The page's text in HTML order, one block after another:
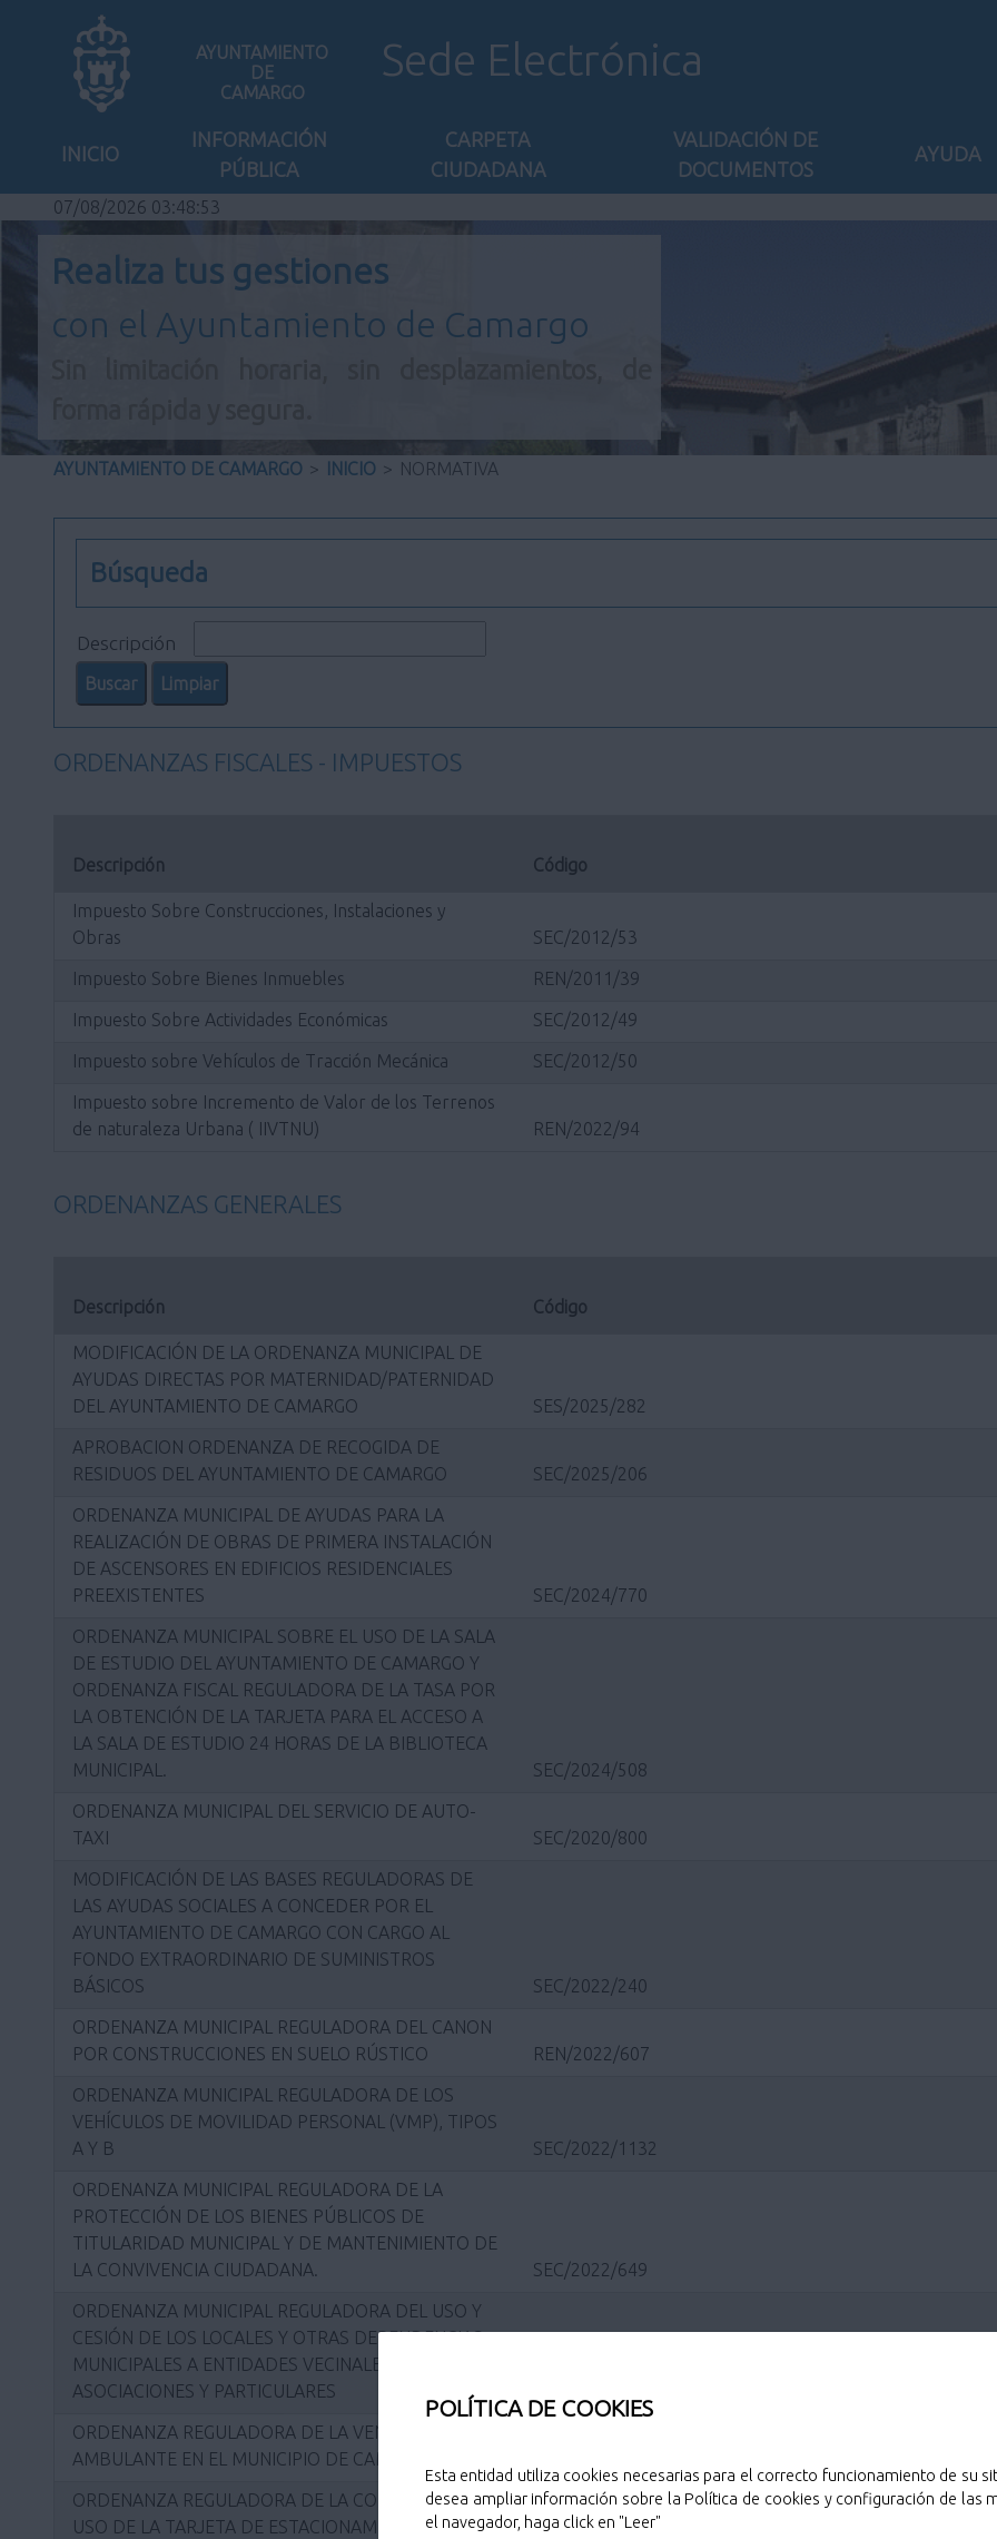
POLÍTICA DE COOKIES
Esta entidad utiliza cookies necesarias para el correcto funcionamiento de su
desea ampliar información sobre la Política de cookies y configuración de las
el navegador, haga click en "Leer"
AYUNTAMIENTO
DE
CAMARGO
Sede Electrónica
INICIO
INFORMACIÓN
PÚBLICA
CARPETA
CIUDADANA
VALIDACIÓN DE
DOCUMENTOS
AYUDA
07/08/2026 03:48:54
Realiza tus gestiones
con el Ayuntamiento de Camargo
AYUNTAMIENTO DE CAMARGO > INICIO > NORMATIVA
Búsqueda
Descripción
ORDENANZAS FISCALES - IMPUESTOS
Descripción Código
Impuesto Sobre Construcciones, Instalaciones y
Obras
SEC/2012/53
Impuesto Sobre Bienes Inmuebles REN/2011/39
Impuesto Sobre Actividades Económicas SEC/2012/49
Impuesto sobre Vehículos de Tracción Mecánica SEC/2012/50
Impuesto sobre Incremento de Valor de los Terrenos
de naturaleza Urbana ( IIVTNU)
REN/2022/94
ORDENANZAS GENERALES
Descripción Código
MODIFICACIÓN DE LA ORDENANZA MUNICIPAL DE
AYUDAS DIRECTAS POR MATERNIDAD/PATERNIDAD
DEL AYUNTAMIENTO DE CAMARGO
SES/2025/282
APROBACION ORDENANZA DE RECOGIDA DE
RESIDUOS DEL AYUNTAMIENTO DE CAMARGO
SEC/2025/206
ORDENANZA MUNICIPAL DE AYUDAS PARA LA
REALIZACIÓN DE OBRAS DE PRIMERA INSTALACIÓN
DE ASCENSORES EN EDIFICIOS RESIDENCIALES
PREEXISTENTES
SEC/2024/770
ORDENANZA MUNICIPAL SOBRE EL USO DE LA SALA
DE ESTUDIO DEL AYUNTAMIENTO DE CAMARGO Y
ORDENANZA FISCAL REGULADORA DE LA TASA POR
LA OBTENCIÓN DE LA TARJETA PARA EL ACCESO A
LA SALA DE ESTUDIO 24 HORAS DE LA BIBLIOTECA
MUNICIPAL.
SEC/2024/508
ORDENANZA MUNICIPAL DEL SERVICIO DE AUTO-
TAXI
SEC/2020/800
MODIFICACIÓN DE LAS BASES REGULADORAS DE
LAS AYUDAS SOCIALES A CONCEDER POR EL
AYUNTAMIENTO DE CAMARGO CON CARGO AL
FONDO EXTRAORDINARIO DE SUMINISTROS
BÁSICOS
SEC/2022/240
ORDENANZA MUNICIPAL REGULADORA DEL CANON
POR CONSTRUCCIONES EN SUELO RÚSTICO
REN/2022/607
ORDENANZA MUNICIPAL REGULADORA DE LOS
VEHÍCULOS DE MOVILIDAD PERSONAL (VMP), TIPOS
A Y B
SEC/2022/1132
ORDENANZA MUNICIPAL REGULADORA DE LA
PROTECCIÓN DE LOS BIENES PÚBLICOS DE
TITULARIDAD MUNICIPAL Y DE MANTENIMIENTO DE
LA CONVIVENCIA CIUDADANA.
SEC/2022/649
ORDENANZA MUNICIPAL REGULADORA DEL USO Y
CESIÓN DE LOS LOCALES Y OTRAS DEPENDENCIAS
MUNICIPALES A ENTIDADES VECINALES,
ASOCIACIONES Y PARTICULARES
ORDENANZA REGULADORA DE LA VENTA
AMBULANTE EN EL MUNICIPIO DE CAMARGO
ORDENANZA REGULADORA DE LA CONCESIÓN Y
USO DE LA TARJETA DE ESTACIONAMIENTO PARA